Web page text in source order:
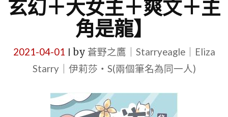
玄幻＋大女主＋爽文＋主
角是龍】
2021-04-01 by 蒼野之鷹｜Starryeagle｜Eliza
Starry｜伊莉莎・S(兩個筆名為同一人)